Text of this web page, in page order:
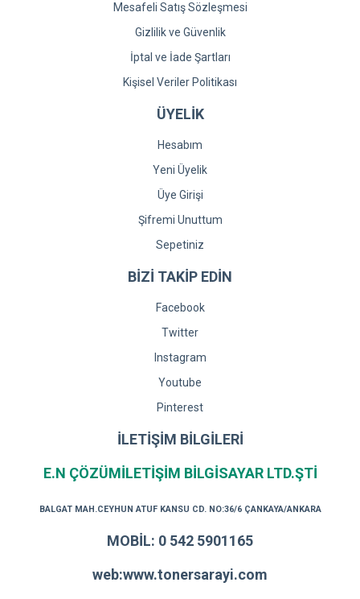
Mesafeli Satış Sözleşmesi
Gizlilik ve Güvenlik
İptal ve İade Şartları
Kişisel Veriler Politikası
ÜYELİK
Hesabım
Yeni Üyelik
Üye Girişi
Şifremi Unuttum
Sepetiniz
BİZİ TAKİP EDİN
Facebook
Twitter
Instagram
Youtube
Pinterest
İLETİŞİM BİLGİLERİ
E.N ÇÖZÜMİLETİŞİM BİLGİSAYAR LTD.ŞTİ
BALGAT MAH.CEYHUN ATUF KANSU CD. NO:36/6 ÇANKAYA/ANKARA
MOBİL: 0 542 5901165
web:www.tonersarayi.com